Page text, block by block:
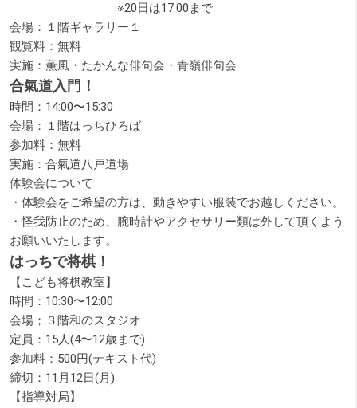
※20日は17:00まで
会場：１階ギャラリー１
観覧料：無料
実施：薫風・たかんな俳句会・青嶺俳句会
合氣道入門！
時間：14:00〜15:30
会場：１階はっちひろば
参加料：無料
実施：合氣道八戸道場
体験会について
・体験会をご希望の方は、動きやすい服装でお越しください。
・怪我防止のため、腕時計やアクセサリー類は外して頂くよう
お願いいたします。
はっちで将棋！
【こども将棋教室】
時間：10:30〜12:00
会場；３階和のスタジオ
定員：15人(4〜12歳まで)
参加料：500円(テキスト代)
締切：11月12日(月)
【指導対局】